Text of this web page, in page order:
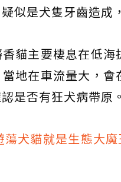
似是犬隻牙齒造成
貓主要棲息在低
地在車流量大，
是否有狂犬病帶原。
蕩犬貓就是生態大